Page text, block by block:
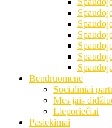
Bendruomenė
Socialiniai
Mes jais
Lieporiečiai
Pasiekimai